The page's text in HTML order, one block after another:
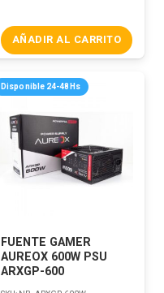
AÑADIR AL CARRITO
Disponible 24-48Hs
FUENTE GAMER
AUREOX 600W PSU
ARXGP-600